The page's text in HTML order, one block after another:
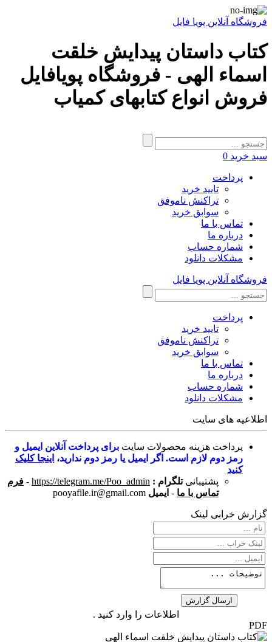
فروشگاه آنلاین پویا فایل
کتاب داستان پیدایش خلقت
اسماء الهی - فروشگاه پویافایل
فروش انواع کتابهای کمیاب
سبد خرید 0
پرداخت
تایید خرید
تراکنش ناموفق
سوابق خرید
تماس با ما
درباره ما
شماره حساب
مشکلات دانلود
فروشگاه آنلاین پویا فایل
پرداخت
تایید خرید
تراکنش ناموفق
سوابق خرید
تماس با ما
درباره ما
شماره حساب
مشکلات دانلود
اطلاعیه های سایت
پرداخت هزینه محصولات سایت برای پرداخت آنلاین ایمیل و
رمز دوم لازم است. اگر ایمیل یا رمز دوم ندارید، اینجا کلیک
کنید
پشتیبانی تلگرام : https://telegram.me/Poo_admin
- فرم
تماس با ما - ایمیل pooyafile.ir@gmail.com
گزارش خرابی لینک
اطلاعات را وارد کنید .
PDF